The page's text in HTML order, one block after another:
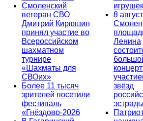
Смоленский
ветеран СВО
Дмитрий Кирюшин
принял участие во
Всероссийском
шахматном
турнире
«Шахматы для
СВОих»
Более 11 тысяч
зрителей посетили
фестиваль
«Гнёздово-2026
игрушек
8
Ленина
звёзд